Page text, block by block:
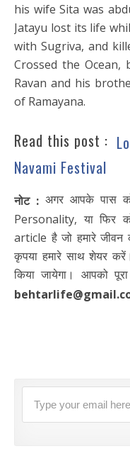
his wife Sita was
Jatayu lost its life
with Sugriva, and
Crossed the
Ravan and his
of Ramayana.
Read this post :
Navami Festival
नोट : अगर आपके पास
Personality, या फिर
article है जो हमारे जीवन
कृपया हमारे साथ शेयर
किया जायेगा। आपको